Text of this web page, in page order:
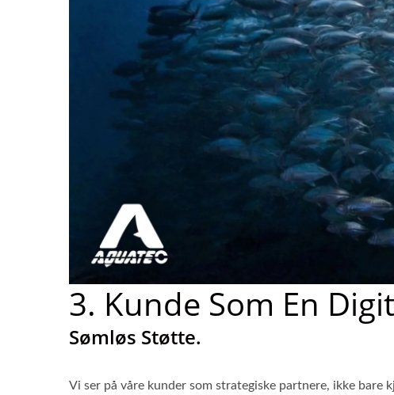
3. Kunde Som En
Sømløs Støtte.
Vi ser på våre kunder som strategiske partnere, ikke